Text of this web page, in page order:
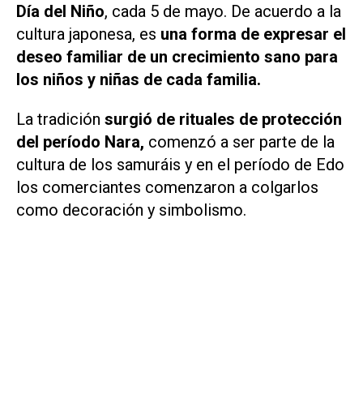
Día del Niño, cada 5 de mayo. De acuerdo a la
cultura japonesa, es una forma de expresar el
deseo familiar de un crecimiento sano para
los niños y niñas de cada familia.
La tradición surgió de rituales de protección
del período Nara, comenzó a ser parte de la
cultura de los samuráis y en el período de Edo
los comerciantes comenzaron a colgarlos
como decoración y simbolismo.